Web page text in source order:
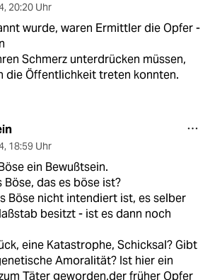
, 20:20 Uhr
wurde, waren Ermittler die Opfer -
Schmerz unterdrücken müssen,
die Öffentlichkeit treten konnten.
, 18:59 Uhr
ein Bewußtsein.
Böse, das es böse ist?
Böse nicht intendiert ist, es selber
besitzt - ist es dann noch
eine Katastrophe, Schicksal? Gibt
Amoralität? Ist hier ein
Täter geworden,der früher Opfer